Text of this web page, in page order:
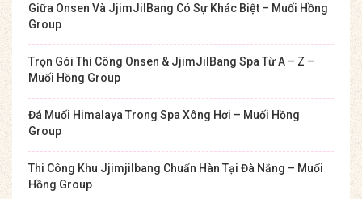
Giữa Onsen Và JjimJilBang Có Sự Khác Biệt – Muối Hồng
Group
Trọn Gói Thi Công Onsen & JjimJilBang Spa Từ A – Z –
Muối Hồng Group
Đá Muối Himalaya Trong Spa Xông Hơi – Muối Hồng
Group
Thi Công Khu Jjimjilbang Chuẩn Hàn Tại Đà Nẵng – Muối
Hồng Group